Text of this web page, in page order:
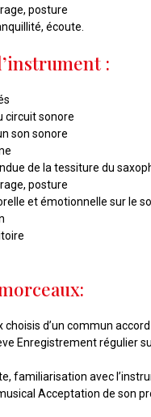
posture
écoute.
:
circuit sonore
son sonore
de la tessiture du
posture
et émotionnelle sur le
choisis d’un commun
Enregistrement régulier
familiarisation avec
Acceptation de son